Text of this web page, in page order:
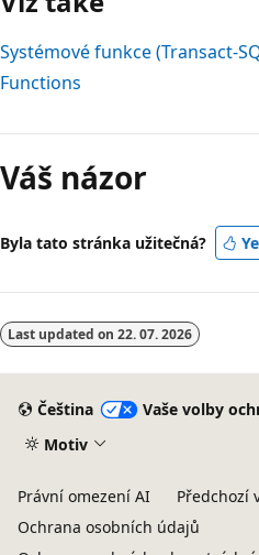
Systémové funkce (Transact-
Functions
čtení
zakázán
Váš názor
Byla tato stránka užitečná?
Last updated on 22. 07. 2026
Čeština
Vaše volby
Motiv
Právní omezení AI Předchozí
Ochrana osobních údajů